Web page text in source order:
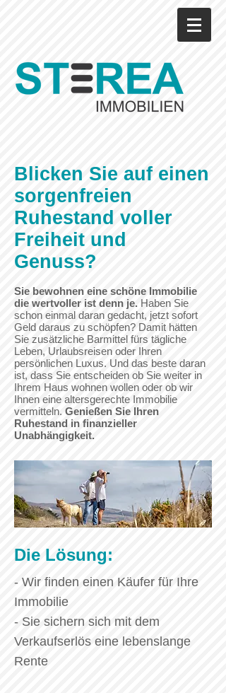
Blicken Sie auf einen
sorgenfreien
Ruhestand voller
Freiheit und
Genuss?
Sie bewohnen eine schöne Immobilie
die wertvoller ist denn je. Haben Sie
schon einmal daran gedacht, jetzt sofort
Geld daraus zu schöpfen? Damit hätten
Sie zusätzliche Barmittel fürs tägliche
Leben, Urlaubsreisen oder Ihren
persönlichen Luxus. Und das beste daran
ist, dass Sie entscheiden ob Sie weiter in
Ihrem Haus wohnen wollen oder ob wir
Ihnen eine altersgerechte Immobilie
vermitteln. Genießen Sie Ihren
Ruhestand in finanzieller
Unabhängigkeit.
Die Lösung:
- Wir finden einen Käufer für Ihre
Immobilie
- Sie sichern sich mit dem
Verkaufserlös eine lebenslange
Rente